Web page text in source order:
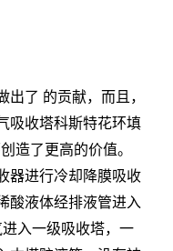
出了 的贡献，而且，
吸收塔科斯特花环填
造了更高的价值。
器进行冷却降膜吸收
酸液体经排液管进入
入一级吸收塔，一